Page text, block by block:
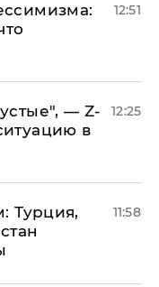
12:51
— Z-
в
12:25
Турция,
11:58